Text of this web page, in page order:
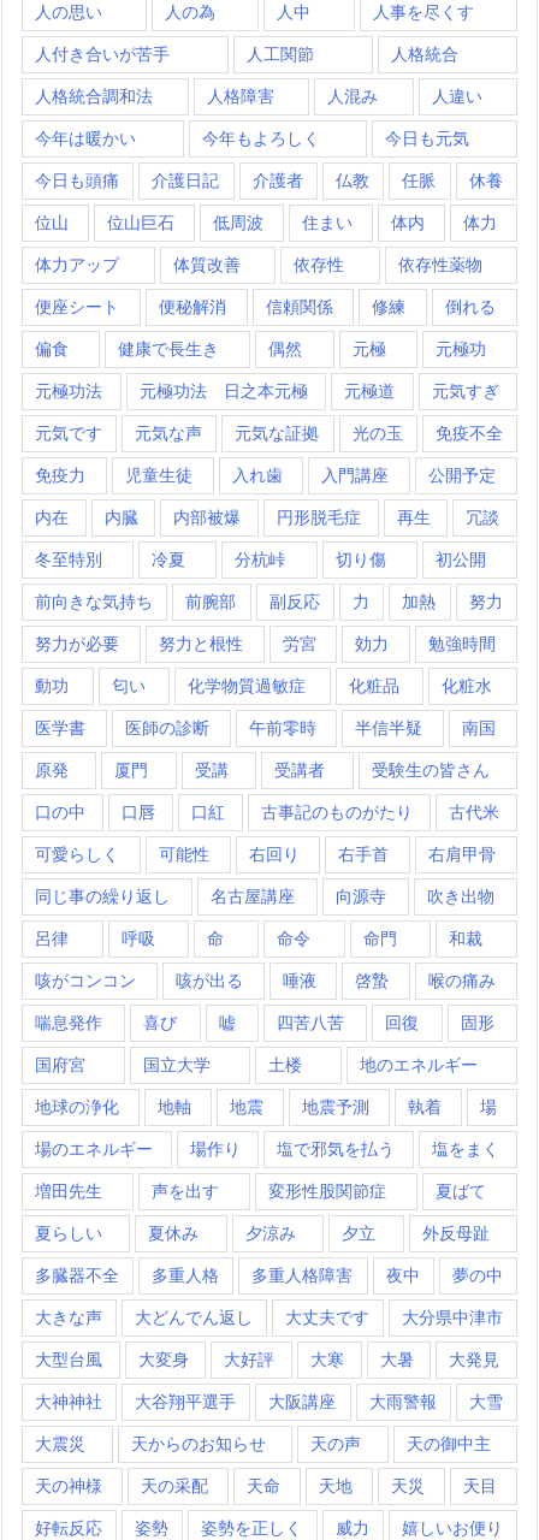
人の思い 人の為 人中 人事を尽くす
人付き合いが苦手 人工関節 人格統合
人格統合調和法 人格障害 人混み 人違い
今年は暖かい 今年もよろしく 今日も元気
今日も頭痛 介護日記 介護者 仏教 任脈 休養
位山 位山巨石 低周波 住まい 体内 体力
体力アップ 体質改善 依存性 依存性薬物
便座シート 便秘解消 信頼関係 修練 倒れる
偏食 健康で長生き 偶然 元極 元極功
元極功法 元極功法 日之本元極 元極道 元気すぎ
元気です 元気な声 元気な証拠 光の玉 免疫不全
免疫力 児童生徒 入れ歯 入門講座 公開予定
内在 内臓 内部被爆 円形脱毛症 再生 冗談
冬至特別 冷夏 分杭峠 切り傷 初公開
前向きな気持ち 前腕部 副反応 力 加熱 努力
努力が必要 努力と根性 労宮 効力 勉強時間
動功 匂い 化学物質過敏症 化粧品 化粧水
医学書 医師の診断 午前零時 半信半疑 南国
原発 厦門 受講 受講者 受験生の皆さん
口の中 口唇 口紅 古事記のものがたり 古代米
可愛らしく 可能性 右回り 右手首 右肩甲骨
同じ事の繰り返し 名古屋講座 向源寺 吹き出物
呂律 呼吸 命 命令 命門 和裁
咳がコンコン 咳が出る 唾液 啓蟄 喉の痛み
喘息発作 喜び 嘘 四苦八苦 回復 固形
国府宮 国立大学 土楼 地のエネルギー
地球の浄化 地軸 地震 地震予測 執着 場
場のエネルギー 場作り 塩で邪気を払う 塩をまく
増田先生 声を出す 変形性股関節症 夏ばて
夏らしい 夏休み 夕涼み 夕立 外反母趾
多臓器不全 多重人格 多重人格障害 夜中 夢の中
大きな声 大どんでん返し 大丈夫です 大分県中津市
大型台風 大変身 大好評 大寒 大暑 大発見
大神神社 大谷翔平選手 大阪講座 大雨警報 大雪
大震災 天からのお知らせ 天の声 天の御中主
天の神様 天の采配 天命 天地 天災 天目
好転反応 姿勢 姿勢を正しく 威力 嬉しいお便り